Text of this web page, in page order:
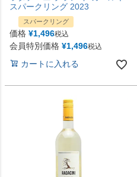
スパークリング 2023
スパークリング
価格 ¥1,496税込
会員特別価格 ¥1,496税込
カートに入れる